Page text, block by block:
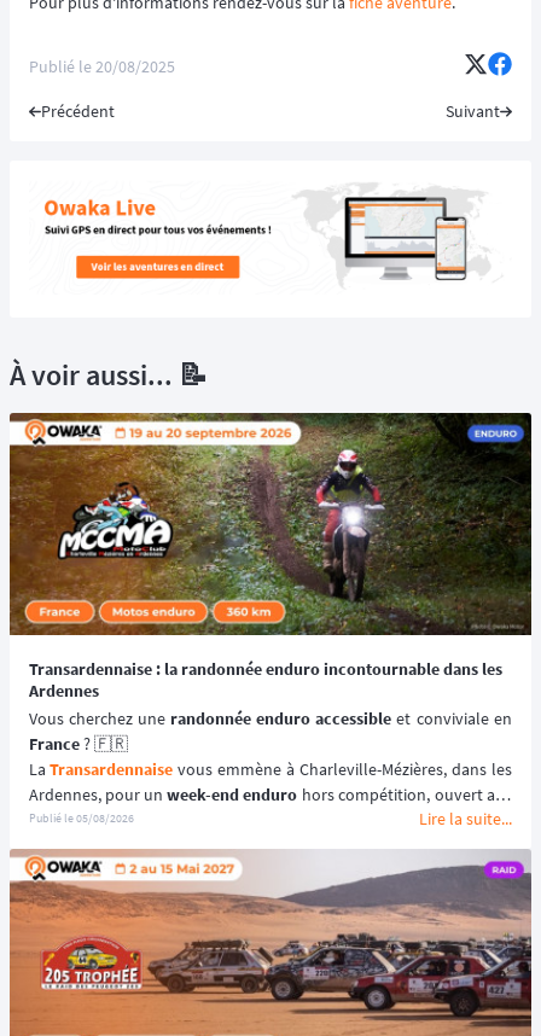
Publié le20/08/2025
Précédent Suivant
À voir aussi... 📝
Transardennaise : la randonnée enduro incontournable dans les
Ardennes
Vous cherchez une randonnée enduro accessible
France ? 🇫🇷
La Transardennaise vous emmène à Charleville-Mézières, dans les
Ardennes, pour un week-end enduro hors compétition, ouvert aux
motos enduro, trail et trial dès 125 cm³. 🏍️
Portée par le Moto Club de Charleville-Mézières en Ardennes
(MCCMA) depuis plus de 30 éditions, cette
aventure moto mise sur
le plaisir de rouler plutôt que sur la performance chronométrée.
😉
📆 Prochaines dates : du 19 au 20 Septembre 2026.
Publié le05/08/2026 Lire la suite...